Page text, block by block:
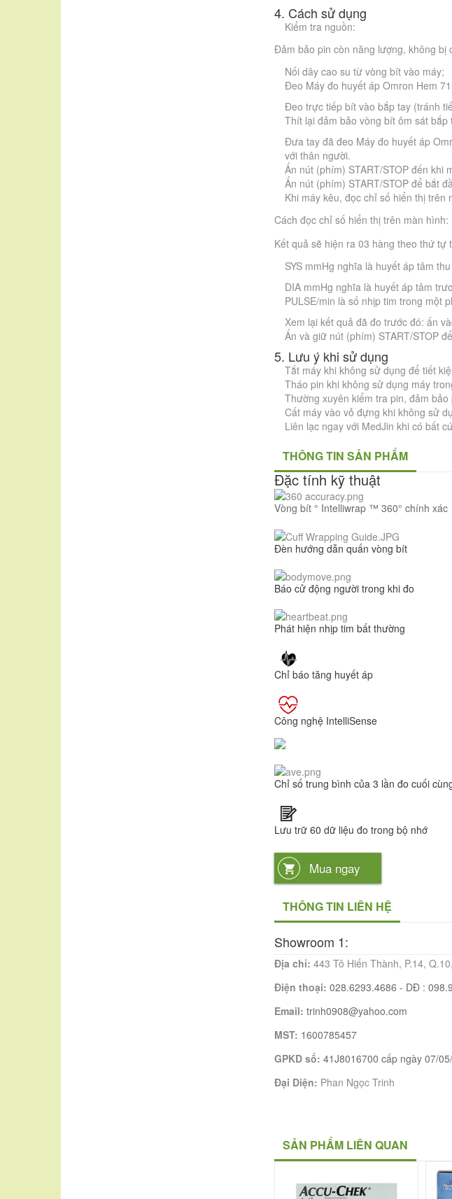
4. Cách sử dụng
Kiểm tra nguồn:
Đảm bảo pin còn năng lượng, không bị
Nối dây cao su từ vòng bít vào máy;
Đeo Máy đo huyết áp Omron Hem
Đeo trực tiếp bít vào bắp tay (tránh
Thít lại đảm bảo vòng bít ôm sát bắp
Đưa tay đã đeo Máy đo huyết áp
với thân người.
Ấn nút (phím) START/STOP đến khi
Ấn nút (phím) START/STOP để bắt
Khi máy kêu, đọc chỉ số hiển thị trên
Cách đọc chỉ số hiển thị trên màn hình:
Kết quả sẽ hiện ra 03 hàng theo thứ
SYS mmHg nghĩa là huyết áp tâm
DIA mmHg nghĩa là huyết áp tâm
PULSE/min là số nhịp tim trong một
Xem lại kết quả đã đo trước đó: ấn
Ấn và giữ nút (phím) START/STOP
5. Lưu ý khi sử dụng
Tắt máy khi không sử dụng để tiết
Tháo pin khi không sử dụng máy
Thường xuyên kiểm tra pin, đảm
Cất máy vào vỏ đựng khi không sử
Liên lạc ngay với MedJin khi có bất
THÔNG TIN SẢN PHẨM
Đặc tính kỹ thuật
Vòng bít ° Intelliwrap ™ 360° chính xác
Đèn hướng dẫn quấn vòng bít
Báo cử động người trong khi đo
Phát hiện nhịp tim bất thường
Chỉ báo tăng huyết áp
Công nghệ IntelliSense
Chỉ số trung bình của 3 lần đo cuối
Lưu trữ 60 dữ liệu đo trong bộ nhớ
Mua ngay
THÔNG TIN LIÊN HỆ
Showroom 1:
Địa chỉ: 443 Tô Hiến Thành, P.14,
Điện thoại: 028.6293.4686 - DĐ :
Email: trinh0908@yahoo.com
MST: 1600785457
GPKD số: 41J8016700 cấp ngày 07/
Đại Diện: Phan Ngọc Trinh
SẢN PHẨM LIÊN QUAN